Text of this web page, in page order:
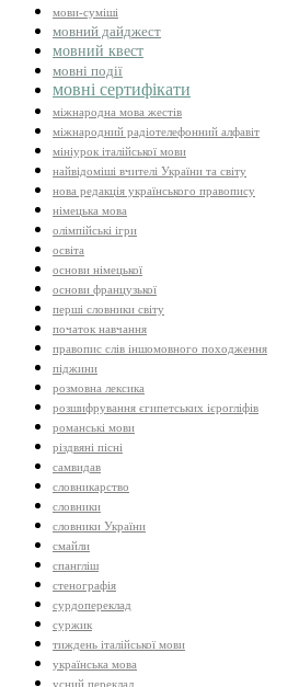
мови-суміші
мовний дайджест
мовний квест
мовні події
мовні сертифікати
міжнародна мова жестів
міжнародний радіотелефонний алфавіт
мініурок італійської мови
найвідоміші вчителі України та світу
нова редакція українського правопису
німецька мова
олімпійські ігри
освіта
основи німецької
основи французької
перші словники світу
початок навчання
правопис слів іншомовного походження
піджини
розмовна лексика
розшифрування єгипетських ієрогліфів
романські мови
різдвяні пісні
самвидав
словникарство
словники
словники України
смайли
спангліш
стенографія
сурдопереклад
суржик
тиждень італійської мови
українська мова
усний переклад